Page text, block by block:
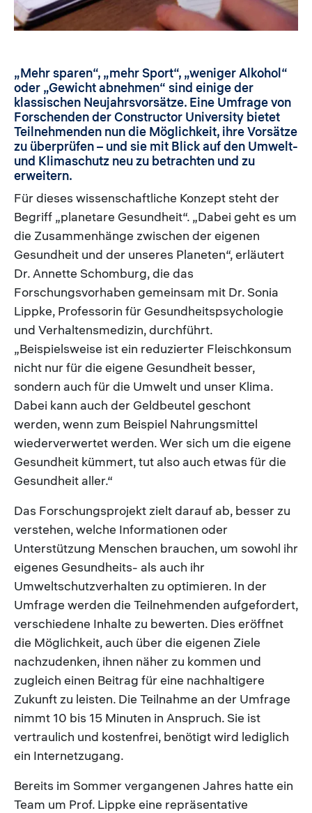
„Mehr sparen“, „mehr Sport“, „weniger Alkohol“
oder „Gewicht abnehmen“ sind einige der
klassischen Neujahrsvorsätze. Eine Umfrage von
Forschenden der Constructor University bietet
Teilnehmenden nun die Möglichkeit, ihre Vorsätze
zu überprüfen – und sie mit Blick auf den Umwelt-
und Klimaschutz neu zu betrachten und zu
erweitern.
Für dieses wissenschaftliche Konzept steht der
Begriff „planetare Gesundheit“. „Dabei geht es um
die Zusammenhänge zwischen der eigenen
Gesundheit und der unseres Planeten“, erläutert
Dr. Annette Schomburg, die das
Forschungsvorhaben gemeinsam mit Dr. Sonia
Lippke, Professorin für Gesundheitspsychologie
und Verhaltensmedizin, durchführt.
„Beispielsweise ist ein reduzierter Fleischkonsum
nicht nur für die eigene Gesundheit besser,
sondern auch für die Umwelt und unser Klima.
Dabei kann auch der Geldbeutel geschont
werden, wenn zum Beispiel Nahrungsmittel
wiederverwertet werden. Wer sich um die eigene
Gesundheit kümmert, tut also auch etwas für die
Gesundheit aller.“
Das Forschungsprojekt zielt darauf ab, besser zu
verstehen, welche Informationen oder
Unterstützung Menschen brauchen, um sowohl ihr
eigenes Gesundheits- als auch ihr
Umweltschutzverhalten zu optimieren. In der
Umfrage werden die Teilnehmenden aufgefordert,
verschiedene Inhalte zu bewerten. Dies eröffnet
die Möglichkeit, auch über die eigenen Ziele
nachzudenken, ihnen näher zu kommen und
zugleich einen Beitrag für eine nachhaltigere
Zukunft zu leisten. Die Teilnahme an der Umfrage
nimmt 10 bis 15 Minuten in Anspruch. Sie ist
vertraulich und kostenfrei, benötigt wird lediglich
ein Internetzugang.
Bereits im Sommer vergangenen Jahres hatte ein
Team um Prof. Lippke eine repräsentative